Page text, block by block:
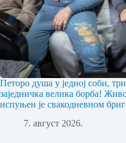
Петоро душа у једној соби,
заједничка велика борба!
испуњен је свакодневном
7. август 2026.